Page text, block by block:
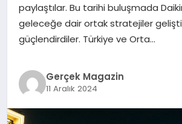
paylaştılar. Bu tarihi buluşmada
geleceğe dair ortak stratejiler
güçlendirdiler. Türkiye ve Orta…
Gerçek Magazin
11 Aralık 2024